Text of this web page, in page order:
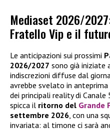
Mediaset 2026/
Fratello Vip e il
Le anticipazioni sui prossimi
2026/2027 sono già iniziate
indiscrezioni diffuse dal
avrebbe svelato in
dei principali reality di
spicca il ritorno del Grande
settembre 2026 , con una
invariata: al timone ci sarà